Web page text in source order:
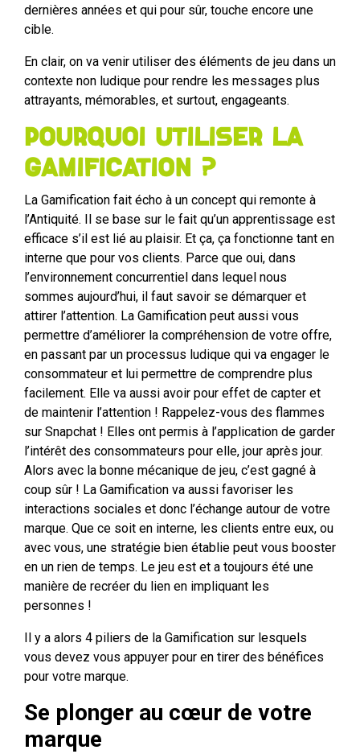
dernières années et qui pour sûr, touche encore une
cible.
En clair, on va venir utiliser des éléments de jeu dans un
contexte non ludique pour rendre les messages plus
attrayants, mémorables, et surtout, engageants.
Pourquoi utiliser la
Gamification ?
La Gamification fait écho à un concept qui remonte à
l’Antiquité. Il se base sur le fait qu’un apprentissage est
efficace s’il est lié au plaisir. Et ça, ça fonctionne tant en
interne que pour vos clients. Parce que oui, dans
l’environnement concurrentiel dans lequel nous
sommes aujourd’hui, il faut savoir se démarquer et
attirer l’attention. La Gamification peut aussi vous
permettre d’améliorer la compréhension de votre offre,
en passant par un processus ludique qui va engager le
consommateur et lui permettre de comprendre plus
facilement. Elle va aussi avoir pour effet de capter et
de maintenir l’attention ! Rappelez-vous des flammes
sur Snapchat ! Elles ont permis à l’application de garder
l’intérêt des consommateurs pour elle, jour après jour.
Alors avec la bonne mécanique de jeu, c’est gagné à
coup sûr ! La Gamification va aussi favoriser les
interactions sociales et donc l’échange autour de votre
marque. Que ce soit en interne, les clients entre eux, ou
avec vous, une stratégie bien établie peut vous booster
en un rien de temps. Le jeu est et a toujours été une
manière de recréer du lien en impliquant les
personnes !
Il y a alors 4 piliers de la Gamification sur lesquels
vous devez vous appuyer pour en tirer des bénéfices
pour votre marque.
Se plonger au cœur de votre
marque